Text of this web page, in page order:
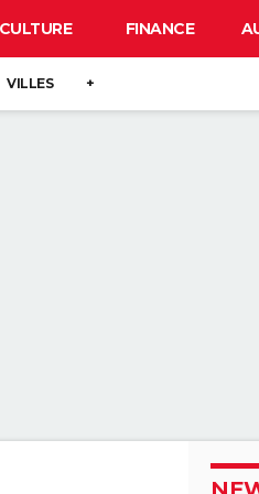
CULTURE FINANCE
VILLES +